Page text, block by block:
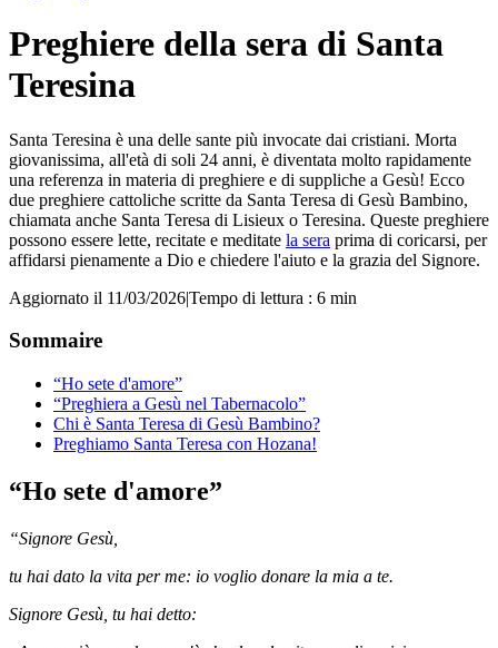
Preghiere della sera di Santa
Teresina
Santa Teresina è una delle sante più invocate dai cristiani. Morta
giovanissima, all'età di soli 24 anni, è diventata molto rapidamente
una referenza in materia di preghiere e di suppliche a Gesù! Ecco
due preghiere cattoliche scritte da Santa Teresa di Gesù Bambino,
chiamata anche Santa Teresa di Lisieux o Teresina. Queste preghiere
possono essere lette, recitate e meditate la sera prima di coricarsi, per
affidarsi pienamente a Dio e chiedere l'aiuto e la grazia del Signore.
Aggiornato il 11/03/2026|Tempo di lettura : 6 min
Sommaire
“Ho sete d'amore”
“Preghiera a Gesù nel Tabernacolo”
Chi è Santa Teresa di Gesù Bambino?
Preghiamo Santa Teresa con Hozana!
“Ho sete d'amore”
“Signore Gesù,
tu hai dato la vita per me: io voglio donare la mia a te.
Signore Gesù, tu hai detto: